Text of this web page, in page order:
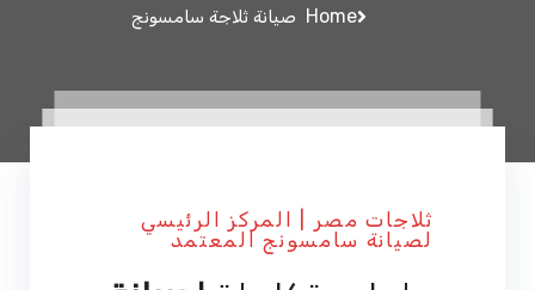
Home صيانة ثلاجة سامسونج
ثلاجات مصر | المركز الرئيسي
لصيانة سامسونج المعتمد